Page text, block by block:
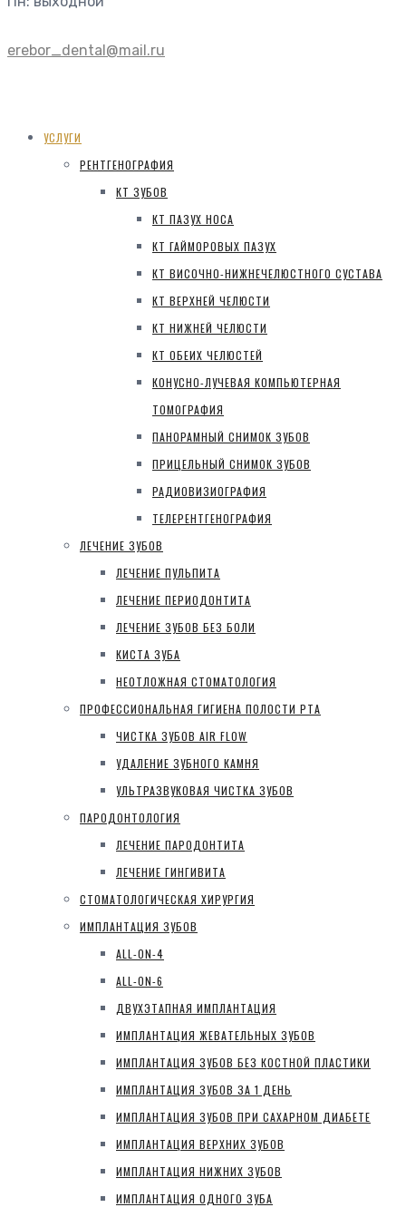
erebor_dental@mail.ru
УСЛУГИ
РЕНТГЕНОГРАФИЯ
КТ ЗУБОВ
КТ ПАЗУХ НОСА
КТ ГАЙМОРОВЫХ ПАЗУХ
КТ ВИСОЧНО-НИЖНЕЧЕЛЮСТНОГО СУСТАВА
КТ ВЕРХНЕЙ ЧЕЛЮСТИ
КТ НИЖНЕЙ ЧЕЛЮСТИ
КТ ОБЕИХ ЧЕЛЮСТЕЙ
КОНУСНО-ЛУЧЕВАЯ КОМПЬЮТЕРНАЯ
ТОМОГРАФИЯ
ПАНОРАМНЫЙ СНИМОК ЗУБОВ
ПРИЦЕЛЬНЫЙ СНИМОК ЗУБОВ
РАДИОВИЗИОГРАФИЯ
ТЕЛЕРЕНТГЕНОГРАФИЯ
ЛЕЧЕНИЕ ЗУБОВ
ЛЕЧЕНИЕ ПУЛЬПИТА
ЛЕЧЕНИЕ ПЕРИОДОНТИТА
ЛЕЧЕНИЕ ЗУБОВ БЕЗ БОЛИ
КИСТА ЗУБА
НЕОТЛОЖНАЯ СТОМАТОЛОГИЯ
ПРОФЕССИОНАЛЬНАЯ ГИГИЕНА ПОЛОСТИ РТА
ЧИСТКА ЗУБОВ AIR FLOW
УДАЛЕНИЕ ЗУБНОГО КАМНЯ
УЛЬТРАЗВУКОВАЯ ЧИСТКА ЗУБОВ
ПАРОДОНТОЛОГИЯ
ЛЕЧЕНИЕ ПАРОДОНТИТА
ЛЕЧЕНИЕ ГИНГИВИТА
СТОМАТОЛОГИЧЕСКАЯ ХИРУРГИЯ
ИМПЛАНТАЦИЯ ЗУБОВ
ALL-ON-4
ALL-ON-6
ДВУХЭТАПНАЯ ИМПЛАНТАЦИЯ
ИМПЛАНТАЦИЯ ЖЕВАТЕЛЬНЫХ ЗУБОВ
ИМПЛАНТАЦИЯ ЗУБОВ БЕЗ КОСТНОЙ ПЛАСТИКИ
ИМПЛАНТАЦИЯ ЗУБОВ ЗА 1 ДЕНЬ
ИМПЛАНТАЦИЯ ЗУБОВ ПРИ САХАРНОМ ДИАБЕТЕ
ИМПЛАНТАЦИЯ ВЕРХНИХ ЗУБОВ
ИМПЛАНТАЦИЯ НИЖНИХ ЗУБОВ
ИМПЛАНТАЦИЯ ОДНОГО ЗУБА